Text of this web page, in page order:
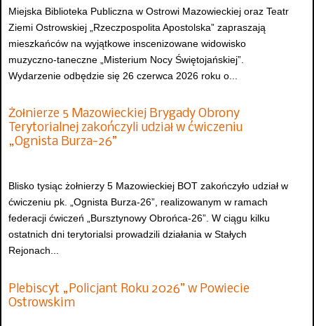
Miejska Biblioteka Publiczna w Ostrowi Mazowieckiej oraz Teatr
Ziemi Ostrowskiej „Rzeczpospolita Apostolska” zapraszają
mieszkańców na wyjątkowe inscenizowane widowisko
muzyczno-taneczne „Misterium Nocy Świętojańskiej”.
Wydarzenie odbędzie się 26 czerwca 2026 roku o...
Żołnierze 5 Mazowieckiej Brygady Obrony
Terytorialnej zakończyli udział w ćwiczeniu
„Ognista Burza-26”
Blisko tysiąc żołnierzy 5 Mazowieckiej BOT zakończyło udział w
ćwiczeniu pk. „Ognista Burza-26”, realizowanym w ramach
federacji ćwiczeń „Bursztynowy Obrońca-26”. W ciągu kilku
ostatnich dni terytorialsi prowadzili działania w Stałych
Rejonach...
Plebiscyt „Policjant Roku 2026” w Powiecie
Ostrowskim